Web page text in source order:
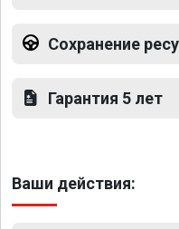
Сохранение
Гарантия 5 лет
Ваши действия: